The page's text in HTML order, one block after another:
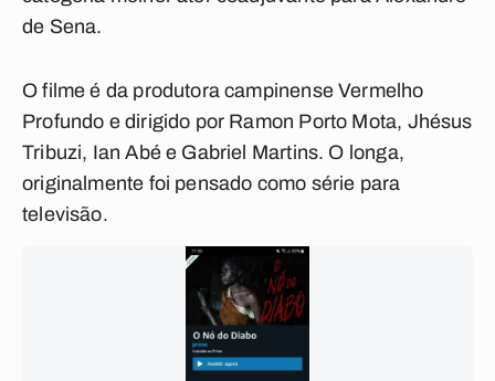
de Sena.
O filme é da produtora campinense Vermelho
Profundo e dirigido por Ramon Porto Mota, Jhésus
Tribuzi, Ian Abé e Gabriel Martins. O longa,
originalmente foi pensado como série para
televisão.